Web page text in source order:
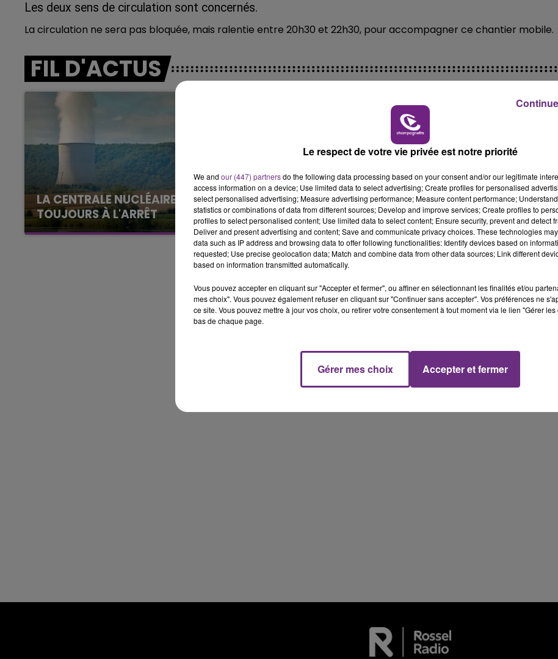
LA RADIO POP
Les deux sens de circulation sont concernés.
La circulation ne sera pas bloquée, mais ralentie entre 20h30 et 22h30, pour accompagner ce chantier mobile.
FIL D'ACTUS
LA CENTRALE NUCLÉAIRE DE CHOOZ
TOUJOURS À L'ARRÊT
Cela fait déjà une semaine que la centrale
nucléaire ardennaise est à l'arrêt. Une situation
justifiée par la sécheresse intense qui est
LE MAGASIN JOUÉCLUB DE REIMS FERME
SES PORTES
C'était l'une des institutions du centre-ville
rémois. Le magasin JouéClub est contraint de
fermer ses portes.
15h00 - 19h00
Le Club Champagne FM
Le respect de votre vie privée est notre priorité
We and our (447) partnersdo the following data processing based on your consent and/or our legitimate
access information on a device; Use limited data to select advertising; Create profiles for personalised
select personalised advertising; Measure advertising performance; Measure content performance;
statistics or combinations of data from different sources; Develop and improve services; Create profiles to
profiles to select personalised content; Use limited data to select content; Ensure security, prevent and detect
Deliver and present advertising and content; Save and communicate privacy choices. These technologies
data such as IP address and browsing data to offer following functionalities: Identify devices based on
requested; Use precise geolocation data; Match and combine data from other data sources; Link different
based on information transmitted automatically.
Vous pouvez accepter en cliquant sur "Accepter et fermer", ou affiner en sélectionnant les finalités et/ou
mes choix". Vous pouvez également refuser en cliquant sur "Continuer sans accepter". Vos préférences ne
ce site. Vous pouvez mettre à jour vos choix, ou retirer votre consentement à tout moment via le lien "Gérer
bas de chaque page.
Gérer mes choix Accepter et fermer